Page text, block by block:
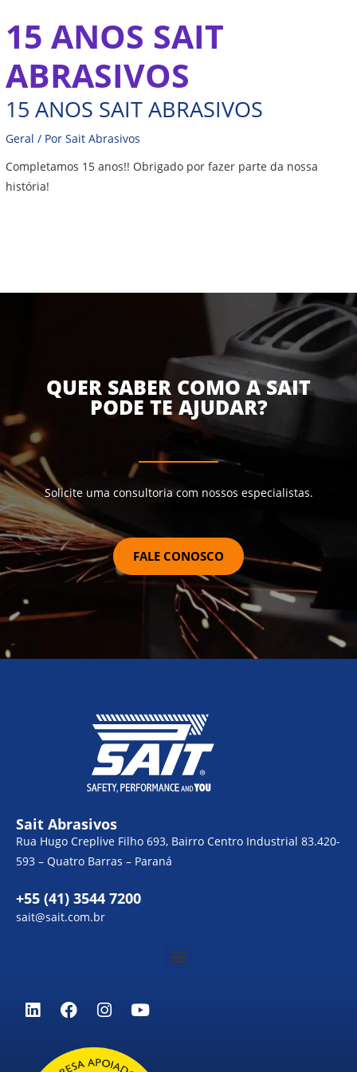
para
conteúdo
15 ANOS SAIT
ABRASIVOS
15 ANOS SAIT ABRASIVOS
Geral / PorSait Abrasivos
Completamos 15 anos!! Obrigado por fazer parte da nossa
história!
QUER SABER COMO A SAIT
PODE TE AJUDAR?
Solicite uma consultoria com nossos especialistas.
FALE CONOSCO
Sait Abrasivos
Rua Hugo Creplive Filho 693, Bairro Centro Industrial 83.420-
593 – Quatro Barras – Paraná
+55 (41) 3544 7200
sait@sait.com.br
Menu
L
i
e
F
a
e
b
I
n
t
a
Y
o
u